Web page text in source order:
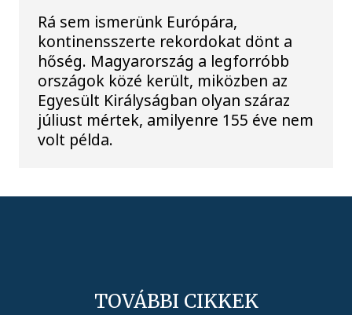
Rá sem ismerünk Európára,
kontinensszerte rekordokat dönt a
hőség. Magyarország a legforróbb
országok közé került, miközben az
Egyesült Királyságban olyan száraz
júliust mértek, amilyenre 155 éve nem
volt példa.
TOVÁBBI CIKKEK